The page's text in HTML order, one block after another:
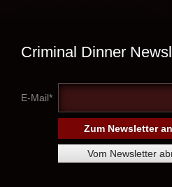
Criminal Dinner
E-Mail*